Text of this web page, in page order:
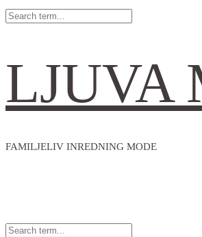
LJUVA
FAMILJELIV INREDNING MODE